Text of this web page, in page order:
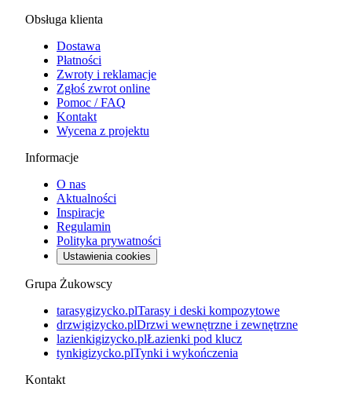
Obsługa klienta
Dostawa
Płatności
Zwroty i reklamacje
Zgłoś zwrot online
Pomoc / FAQ
Kontakt
Wycena z projektu
Informacje
O nas
Aktualności
Inspiracje
Regulamin
Polityka prywatności
Ustawienia cookies
Grupa Żukowscy
tarasygizycko.plTarasy i deski kompozytowe
drzwigizycko.plDrzwi wewnętrzne i zewnętrzne
lazienkigizycko.plŁazienki pod klucz
tynkigizycko.plTynki i wykończenia
Kontakt